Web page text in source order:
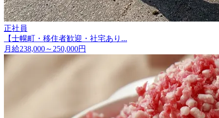
正社員
【士幌町・移住者歓迎・社宅あり...
月給238,000～250,000円